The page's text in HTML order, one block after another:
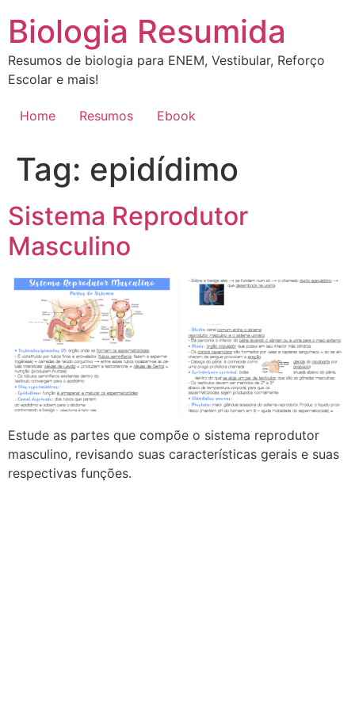
para
conteúdo
Biologia Resumida
Resumos de biologia para ENEM, Vestibular, Reforço
Escolar e mais!
Home Resumos Ebook
Tag: epidídimo
Sistema Reprodutor
Masculino
Estude as partes que compõe o sistema reprodutor
masculino, revisando suas características gerais e suas
respectivas funções.